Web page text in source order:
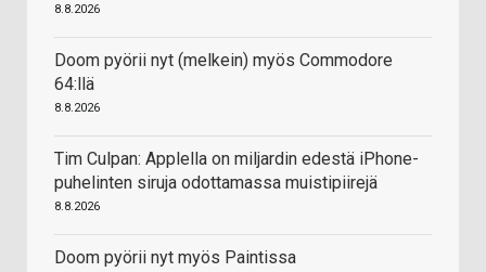
8.8.2026
Doom pyörii nyt (melkein) myös Commodore
64:llä
8.8.2026
Tim Culpan: Applella on miljardin edestä iPhone-
puhelinten siruja odottamassa muistipiirejä
8.8.2026
Doom pyörii nyt myös Paintissa